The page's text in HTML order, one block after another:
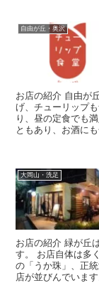
自由が丘・奥沢
お店の紹介 自由が
げ、チューリップ
り、昼の定食でも
ともあり、お酒に
大岡山・洗足
お店の紹介 緑が丘
す。 お店自体は多
の「うか珠」、正
店が並びんでいま